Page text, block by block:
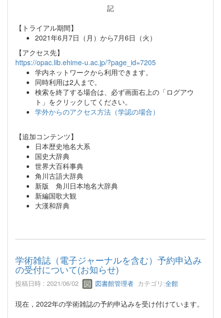
記
【トライアル期間】
2021年6月7日（月）から7月6日（火）
【アクセス先】
https://opac.lib.ehime-u.ac.jp/?page_id=7205
学内ネットワークから利用できます。
同時利用は2人まで。
検索を終了する場合は、必ず画面右上の「ログアウ
ト」をクリックしてください。
学外からのアクセス方法（学認の場合）
【追加コンテンツ】
日本歴史地名大系
国史大辞典
世界大百科事典
角川古語大辞典
新版 角川日本地名大辞典
新編国歌大観
大漢和辞典
学術雑誌（電子ジャーナルを含む）予約申込み
の受付について(お知らせ)
投稿日時 : 2021/06/02 図書館管理者 カテゴリ:全館
現在，2022年の学術雑誌の予約申込みを受け付けています。